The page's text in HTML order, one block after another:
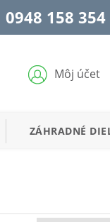
0948 158 354
Môj účet
ZÁHRADNÉ